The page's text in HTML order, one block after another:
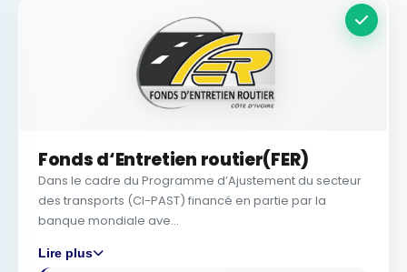
Fonds d‘Entretien routier(FER)
Dans le cadre du Programme d’Ajustement du secteur
des transports (CI-PAST) financé en partie par la
banque mondiale ave...
Lire plus